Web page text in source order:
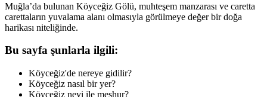
Muğla’da bulunan Köyceğiz Gölü, muhteşem manzarası ve caretta
carettaların yuvalama alanı olmasıyla görülmeye değer bir doğa
harikası niteliğinde.
Bu sayfa şunlarla ilgili:
Köyceğiz'de nereye gidilir?
Köyceğiz nasıl bir yer?
Köyceğiz neyi ile meşhur?